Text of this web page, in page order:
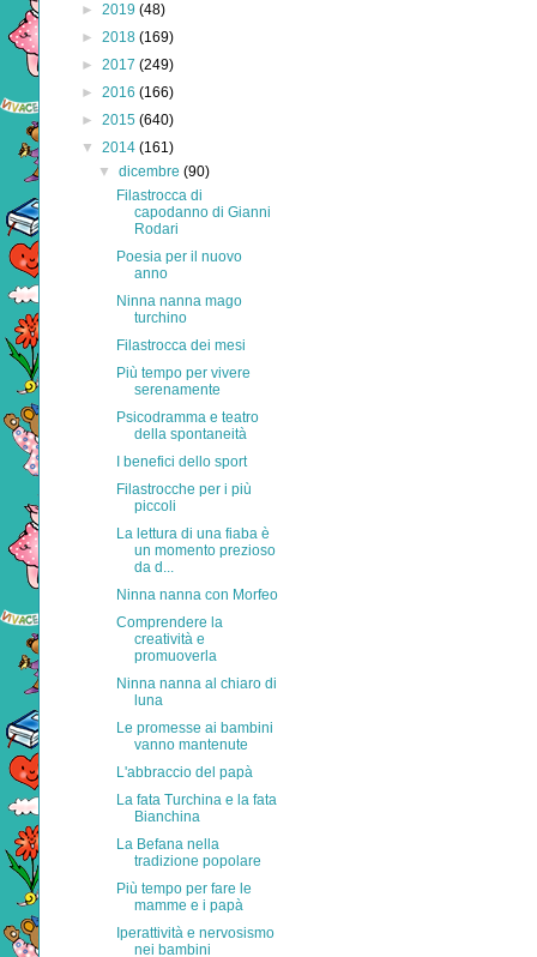
► 2019 (48)
► 2018 (169)
► 2017 (249)
► 2016 (166)
► 2015 (640)
▼ 2014 (161)
▼dicembre(90)
Filastrocca di
capodanno di Gianni
Rodari
Poesia per il nuovo
anno
Ninna nanna mago
turchino
Filastrocca dei mesi
Più tempo per vivere
serenamente
Psicodramma e teatro
della spontaneità
I benefici dello sport
Filastrocche per i più
piccoli
La lettura di una fiaba è
un momento prezioso
da d...
Ninna nanna con Morfeo
Comprendere la
creatività e
promuoverla
Ninna nanna al chiaro di
luna
Le promesse ai bambini
vanno mantenute
L'abbraccio del papà
La fata Turchina e la fata
Bianchina
La Befana nella
tradizione popolare
Più tempo per fare le
mamme e i papà
Iperattività e nervosismo
nei bambini